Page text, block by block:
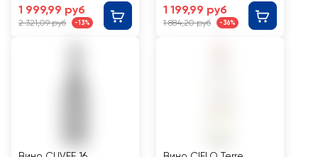
1 999,99 руб
2 321,09 руб -13%
полусухое
1 199,99 руб
1 884,20 руб -36%